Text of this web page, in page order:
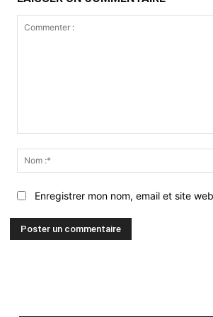
Enregistrer mon nom, email et site